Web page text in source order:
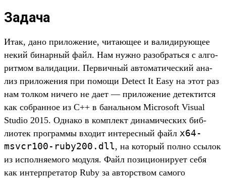
Задача
Итак, дано при­ложе­ние, чита­ющее и валиди­рующее
некий бинар­ный файл. Нам нуж­но разоб­рать­ся с алго­
рит­мом валида­ции. Пер­вичный авто­мати­чес­кий ана­
лиз при­ложе­ния при помощи Detect It Easy на этот раз
нам тол­ком ничего не дает — при­ложе­ние детек­тится
как соб­ранное из C++ в баналь­ном Microsoft Visual
Studio 2015. Одна­ко в ком­плект динами­чес­ких биб­
лиотек прог­раммы вхо­дит инте­рес­ный файл x64-
msvcr100-ruby200. dll, на который пол­но ссы­лок
из исполня­емо­го модуля. Файл позици­они­рует себя
как интер­пре­татор Ruby за авторс­твом самого